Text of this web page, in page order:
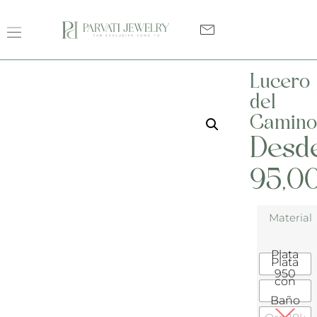
Lucero
del
Camino
Material
Plata
950
Plata
con
Baño